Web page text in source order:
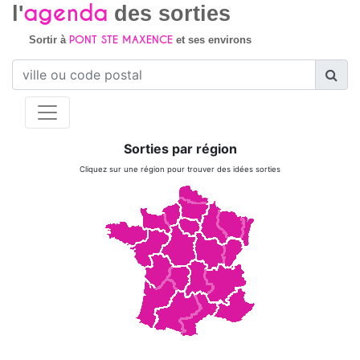
l'agenda des sorties
Sortir à PONT STE MAXENCEet ses environs
Sorties par région
Cliquez sur une région pour trouver des idées sorties